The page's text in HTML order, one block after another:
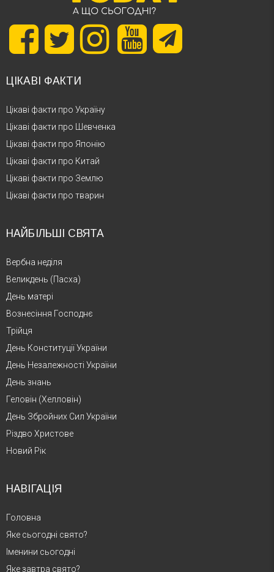
ЦІКАВІ ФАКТИ
Цікаві факти про Україну
Цікаві факти про Шевченка
Цікаві факти про Японію
Цікаві факти про Китай
Цікаві факти про Землю
Цікаві факти про тварин
НАЙБІЛЬШІ СВЯТА
Вербна неділя
Великдень (Пасха)
День матері
Вознесіння Господнє
Трійця
День Конституції України
День Незалежності України
День знань
Геловін (Хелловін)
День Збройних Сил України
Різдво Христове
Новий Рік
НАВІГАЦІЯ
Головна
Яке сьогодні свято?
Іменини сьогодні
Яке завтра свято?